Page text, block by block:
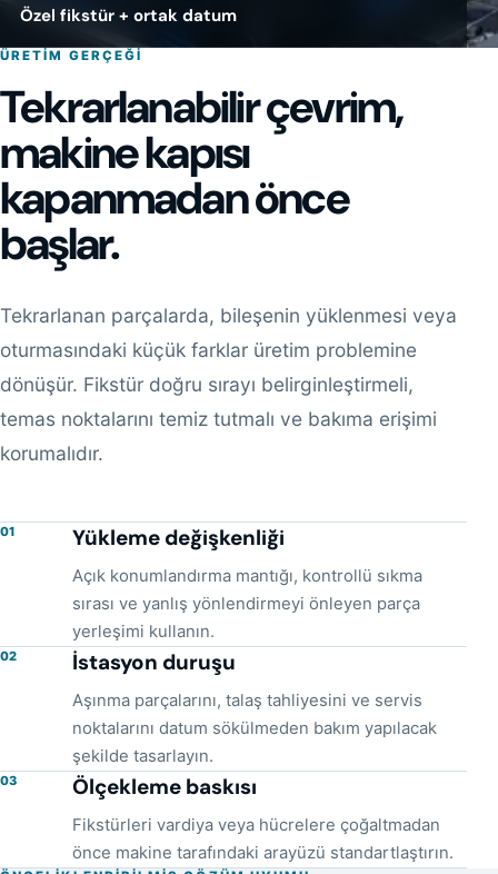
Özel fikstür + ortak datum
ÜRETIM GERÇEĞI
Tekrarlanabilir çevrim,
makine kapısı
kapanmadan önce
başlar.
Tekrarlanan parçalarda, bileşenin yüklenmesi veya
oturmasındaki küçük farklar üretim problemine
dönüşür. Fikstür doğru sırayı belirginleştirmeli,
temas noktalarını temiz tutmalı ve bakıma erişimi
korumalıdır.
01 Yükleme değişkenliği
Açık konumlandırma mantığı, kontrollü sıkma
sırası ve yanlış yönlendirmeyi önleyen parça
yerleşimi kullanın.
02 İstasyon duruşu
Aşınma parçalarını, talaş tahliyesini ve servis
noktalarını datum sökülmeden bakım yapılacak
şekilde tasarlayın.
03 Ölçekleme baskısı
Fikstürleri vardiya veya hücrelere çoğaltmadan
önce makine tarafındaki arayüzü standartlaştırın.